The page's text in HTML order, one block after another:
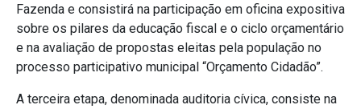
Fazenda e consistirá na participação em oficina expositiva
sobre os pilares da educação fiscal e o ciclo orçamentário
e na avaliação de propostas eleitas pela população no
processo participativo municipal “Orçamento Cidadão”.
A terceira etapa, denominada auditoria cívica, consiste na